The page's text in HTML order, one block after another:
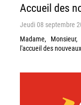
Accueil des
Jeudi 08 septembre
Madame,
l'accueil des